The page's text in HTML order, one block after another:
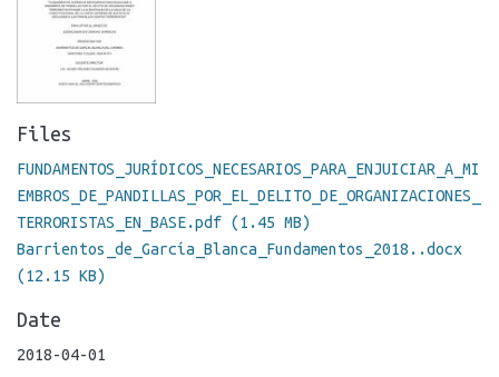
Files
FUNDAMENTOS_JURÍDICOS_NECESARIOS_PARA_ENJUICIAR_A_MI
EMBROS_DE_PANDILLAS_POR_EL_DELITO_DE_ORGANIZACIONES_
TERRORISTAS_EN_BASE.pdf (1.45 MB)
Barrientos_de_García_Blanca_Fundamentos_2018..docx
(12.15 KB)
Date
2018-04-01